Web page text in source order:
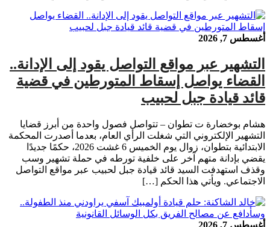
أغسطس 7, 2026
التشهير عبر مواقع التواصل يقود إلى الإدانة..
القضاء يواصل إسقاط المتورطين في قضية
قائد قيادة جبل لحبيب
هشام بوخضارة ت تطوان – تتواصل فصول واحدة من أبرز قضايا
التشهير الإلكتروني التي شغلت الرأي العام، بعدما أصدرت المحكمة
الابتدائية بتطوان، زوال يوم الخميس 6 غشت 2026، حكمًا جديدًا
يقضي بإدانة متهم آخر على خلفية تورطه في حملة تشهير وسب
وقذف استهدفت السيد قائد قيادة جبل لحبيب عبر مواقع التواصل
الاجتماعي. ويأتي هذا الحكم […]
أغسطس 7, 2026